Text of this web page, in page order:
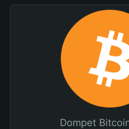
Dompet